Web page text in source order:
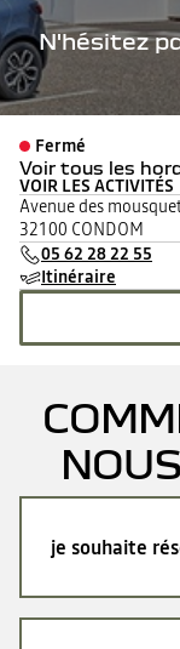
N'hésitez
Fermé
Voir tous les
lundi
mardi
mercredi
jeudi
vendredi
VOIR LES ACTIVITÉS
Avenue des
32100 CONDOM
05 62 28 22 55
Itinéraire
je souhaite